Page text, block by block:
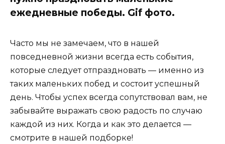
ежедневные победы. Gif фото.
Часто мы не замечаем, что в нашей
повседневной жизни всегда есть события,
которые следует отпраздновать — именно из
таких маленьких побед и состоит успешный
день. Чтобы успех всегда сопутствовал вам, не
забывайте выражать свою радость по случаю
каждой из них. Когда и как это делается —
смотрите в нашей подборке!